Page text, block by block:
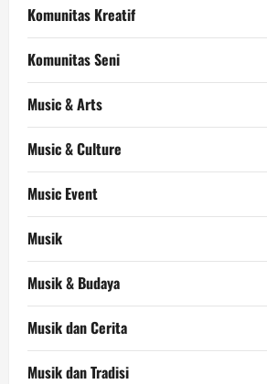
Komunitas Kreatif
Komunitas Seni
Music & Arts
Music & Culture
Music Event
Musik
Musik & Budaya
Musik dan Cerita
Musik dan Tradisi